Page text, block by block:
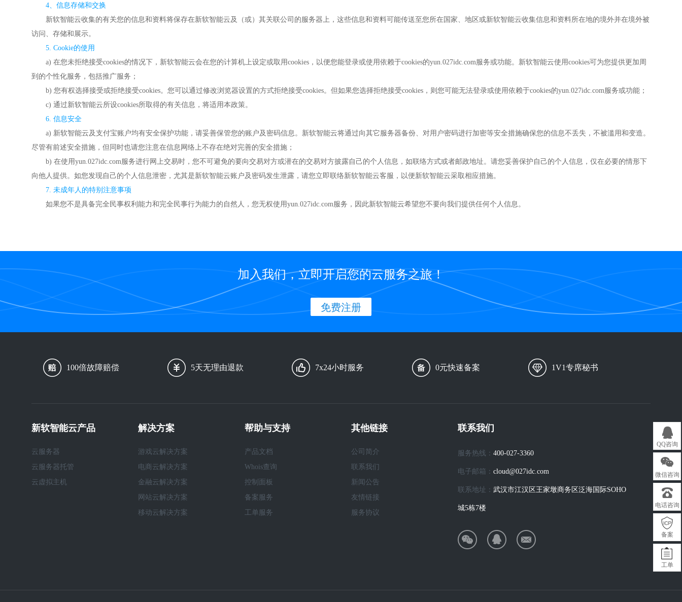
4、信息存储和交换
新软智能云收集的有关您的信息和资料将保存在新软智能云及（或）其关联公司的服务器上，这些信息和资料可能传送至您所在国家、地区或新软智能云收集信息和资料所在地的境外并在境外被
访问、存储和展示。
5. Cookie的使用
a) 在您未拒绝接受cookies的情况下，新软智能云会在您的计算机上设定或取用cookies，以便您能登录或使用依赖于cookies的yun.027idc.com服务或功能。新软智能云使用cookies可为您提供更加周
到的个性化服务，包括推广服务；
b) 您有权选择接受或拒绝接受cookies。您可以通过修改浏览器设置的方式拒绝接受cookies。但如果您选择拒绝接受cookies，则您可能无法登录或使用依赖于cookies的yun.027idc.com服务或功能；
c) 通过新软智能云所设cookies所取得的有关信息，将适用本政策。
6. 信息安全
a) 新软智能云及支付宝账户均有安全保护功能，请妥善保管您的账户及密码信息。新软智能云将通过向其它服务器备份、对用户密码进行加密等安全措施确保您的信息不丢失，不被滥用和变造。
尽管有前述安全措施，但同时也请您注意在信息网络上不存在绝对完善的安全措施；
b) 在使用yun.027idc.com服务进行网上交易时，您不可避免的要向交易对方或潜在的交易对方披露自己的个人信息，如联络方式或者邮政地址。请您妥善保护自己的个人信息，仅在必要的情形下
向他人提供。如您发现自己的个人信息泄密，尤其是新软智能云账户及密码发生泄露，请您立即联络新软智能云客服，以便新软智能云采取相应措施。
7. 未成年人的特别注意事项
如果您不是具备完全民事权利能力和完全民事行为能力的自然人，您无权使用yun.027idc.com服务，因此新软智能云希望您不要向我们提供任何个人信息。
加入我们，立即开启您的云服务之旅！
免费注册
100倍故障赔偿 5天无理由退款 7x24小时服务 0元快速备案 1V1专席秘书
新软智能云产品
云服务器
云服务器托管
云虚拟主机
解决方案
游戏云解决方案
电商云解决方案
金融云解决方案
网站云解决方案
移动云解决方案
帮助与支持
产品文档
Whois查询
控制面板
备案服务
工单服务
其他链接
公司简介
联系我们
新闻公告
友情链接
服务协议
联系我们
服务热线： 400-027-3360
电子邮箱： cloud@027idc.com
联系地址： 武汉市江汉区王家墩商务区泛海国际SOHO
城5栋7楼
QQ咨询
微信咨询
电话咨询
备案
工单